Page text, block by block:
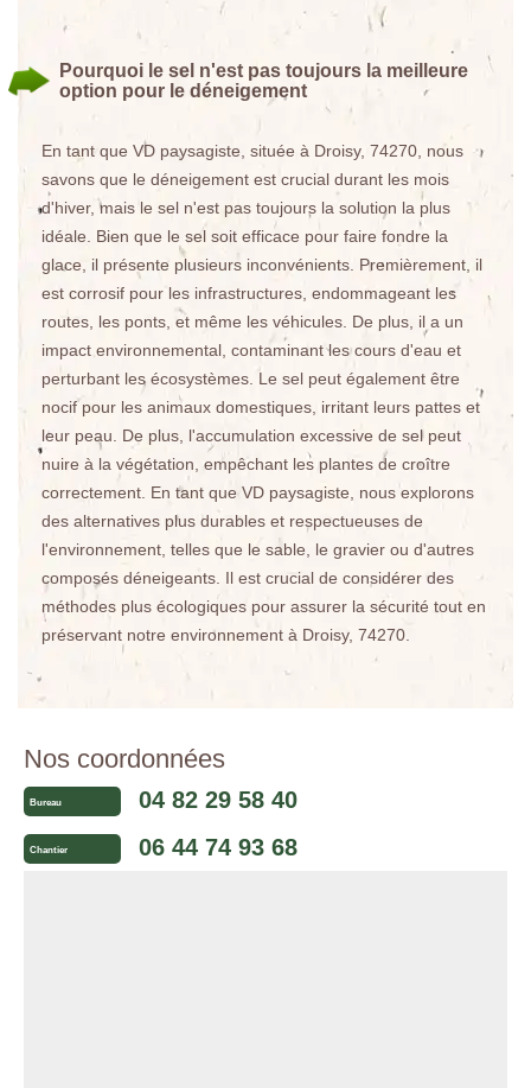
Pourquoi le sel n'est pas toujours la meilleure
option pour le déneigement
En tant que VD paysagiste, située à Droisy, 74270, nous
savons que le déneigement est crucial durant les mois
d'hiver, mais le sel n'est pas toujours la solution la plus
idéale. Bien que le sel soit efficace pour faire fondre la
glace, il présente plusieurs inconvénients. Premièrement, il
est corrosif pour les infrastructures, endommageant les
routes, les ponts, et même les véhicules. De plus, il a un
impact environnemental, contaminant les cours d'eau et
perturbant les écosystèmes. Le sel peut également être
nocif pour les animaux domestiques, irritant leurs pattes et
leur peau. De plus, l'accumulation excessive de sel peut
nuire à la végétation, empêchant les plantes de croître
correctement. En tant que VD paysagiste, nous explorons
des alternatives plus durables et respectueuses de
l'environnement, telles que le sable, le gravier ou d'autres
composés déneigeants. Il est crucial de considérer des
méthodes plus écologiques pour assurer la sécurité tout en
préservant notre environnement à Droisy, 74270.
Nos coordonnées
Bureau 04 82 29 58 40
Chantier 06 44 74 93 68